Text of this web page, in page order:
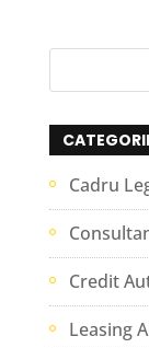
CATEGORII
Cadru
Credit
Leasing